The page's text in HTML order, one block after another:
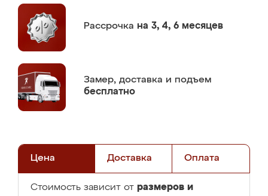
Рассрочка на 3, 4, 6 месяцев
Замер, доставка и подъем
бесплатно
Цена Доставка Оплата
Стоимость зависит от размеров и